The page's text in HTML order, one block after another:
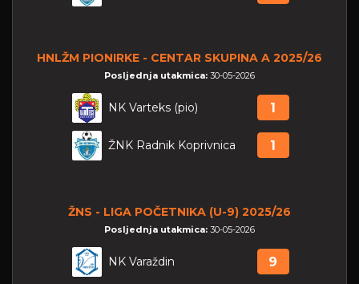
HNLŽM PIONIRKE - CENTAR SKUPINA A 2025/26
Posljednja utakmica: 30-05-2026
NK Varteks (pio) 1
ŽNK Radnik Koprivnica 1
ŽNS - LIGA POČETNIKA (U-9) 2025/26
Posljednja utakmica: 30-05-2026
NK Varaždin 9